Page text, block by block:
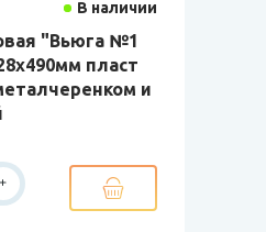
В наличии
"Вьюга №1
пласт
и